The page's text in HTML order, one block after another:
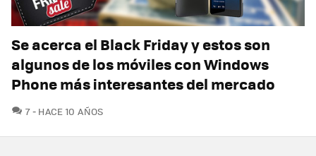
Se acerca el Black Friday y estos son
algunos de los móviles con Windows
Phone más interesantes del mercado
7COMENTARIOS
HACE 10 AÑOS